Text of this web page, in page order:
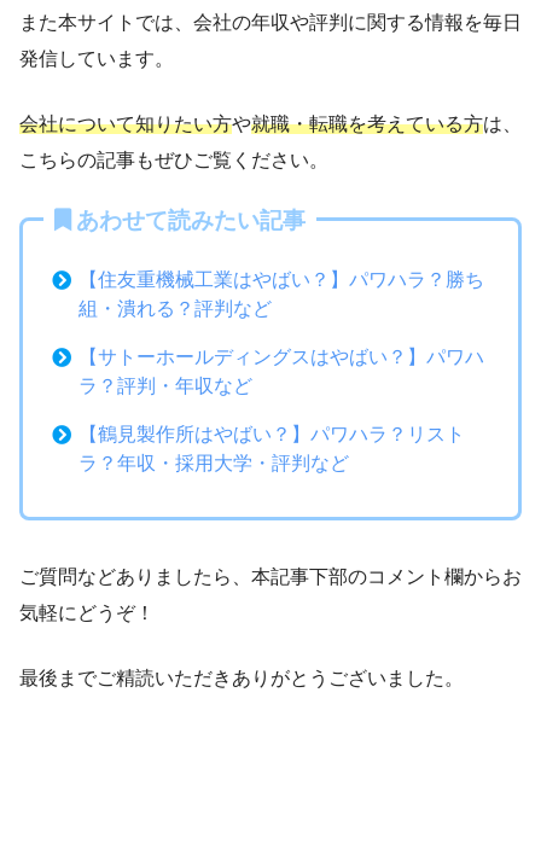
また本サイトでは、会社の年収や評判に関する情報を毎日
発信しています。
会社について知りたい方や就職・転職を考えている方は、
こちらの記事もぜひご覧ください。
あわせて読みたい記事
【住友重機械工業はやばい？】パワハラ？勝ち
組・潰れる？評判など
【サトーホールディングスはやばい？】パワハ
ラ？評判・年収など
【鶴見製作所はやばい？】パワハラ？リスト
ラ？年収・採用大学・評判など
ご質問などありましたら、本記事下部のコメント欄からお
気軽にどうぞ！
最後までご精読いただきありがとうございました。